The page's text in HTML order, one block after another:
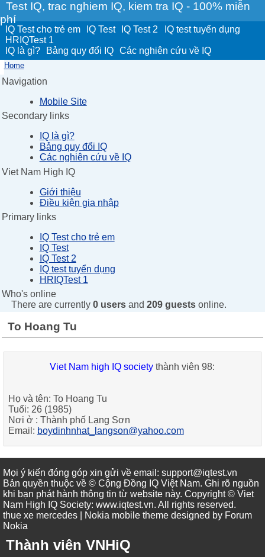
Test IQ, trac nghiem IQ, kiem tra IQ - 100% miễn
phí
IQ Test cho trẻ em IQ Test IQ Test 2
IQ test tuyển dụng
HRIQTest 1
IQ là gì?
Bảng quy đổi IQ Các nghiên cứu về IQ
Home
Navigation
Mobile Site
Secondary links
IQ là gì?
Bảng quy đổi IQ
Các nghiên cứu về IQ
Viet Nam High IQ
Giới thiệu
Điều kiện gia nhập
Primary links
IQ Test cho trẻ em
IQ Test
IQ Test 2
IQ test tuyển dụng
HRIQTest 1
Who's online
There are currently 0 usersand 209 guestsonline.
To Hoang Tu
Viet Nam high IQ society thành viên 98:
Họ và tên: To Hoang Tu
Tuổi: 26 (1985)
Nơi ở : Thành phố Lạng Sơn
Email: boydinhnhat_langson@yahoo.com
Mọi ý kiến đóng góp xin gửi về email: support@iqtest.vn
Bản quyền thuộc về © Cộng Đồng IQ Việt Nam. Ghi rõ nguồn
khi bạn phát hành thông tin từ website này. Copyright © Viet
Nam High IQ Society: www.iqtest.vn. All rights reserved.
thue xe mercedes | Nokia mobile theme designed by Forum
Nokia
Thành viên VNHiQ